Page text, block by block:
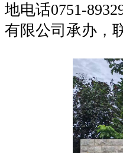
地电话0751-
有限公司承办，